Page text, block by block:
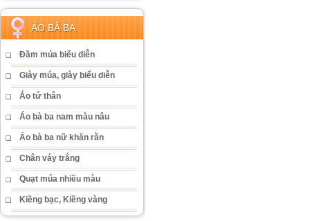
ÁO BÀ BA
Đầm múa biểu diễn
Giày múa, giày biểu diễn
Áo tứ thân
Áo bà ba nam màu nâu
Áo bà ba nữ khăn rằn
Chân váy trắng
Quạt múa nhiều màu
Kiềng bạc, Kiềng vàng